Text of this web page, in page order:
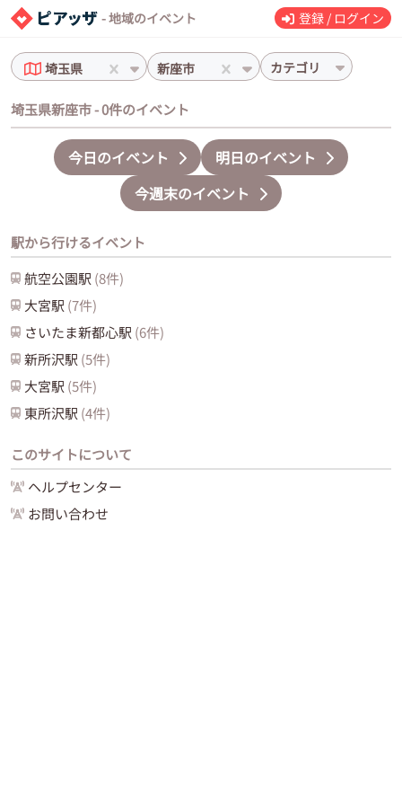
- 地域のイベント 登録 / ログイン
埼玉県 新座市 カテゴリ
埼玉県新座市 - 0件のイベント
今日のイベント
明日のイベント
今週末のイベント
駅から行けるイベント
航空公園駅 (8件)
大宮駅 (7件)
さいたま新都心駅 (6件)
新所沢駅 (5件)
大宮駅 (5件)
東所沢駅 (4件)
このサイトについて
ヘルプセンター
お問い合わせ